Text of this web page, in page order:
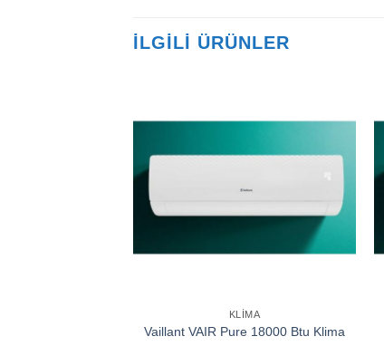
İLGILI ÜRÜNLER
KLIMA
Vaillant VAIR Pure 18000 Btu Klima